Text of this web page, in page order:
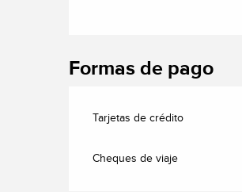
Formas de pago
Tarjetas de crédito
Cheques de viaje